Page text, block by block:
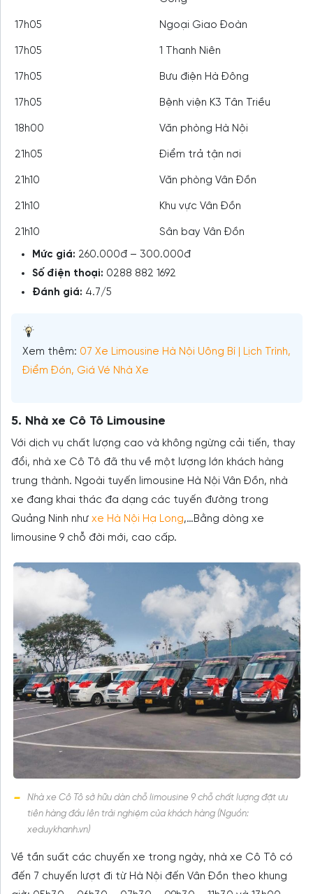
17h05 Ngoại Giao Đoàn
17h05 1 Thanh Niên
17h05 Bưu điện Hà Đông
17h05 Bệnh viện K3 Tân Triều
18h00 Văn phòng Hà Nội
21h05 Điểm trả tận nơi
21h10 Văn phòng Vân Đồn
21h10 Khu vực Vân Đồn
21h10
Sân bay Vân Đồn
Mức giá: 260.000đ – 300.000đ
Số điện thoại: 0288 882 1692
Đánh giá: 4.7/5
Xem thêm: 07 Xe Limousine Hà Nội Uông Bí | Lịch Trình,
Điểm Đón, Giá Vé Nhà Xe
5. Nhà xe Cô Tô Limousine
Với dịch vụ chất lượng cao và không ngừng cải tiến, thay
đổi, nhà xe Cô Tô đã thu về một lượng lớn khách hàng
trung thành. Ngoài tuyến limousine Hà Nội Vân Đồn, nhà
xe đang khai thác đa dạng các tuyến đường trong
Quảng Ninh như xe Hà Nội Hạ Long,…Bằng dòng xe
limousine 9 chỗ đời mới, cao cấp.
Nhà xe Cô Tô sở hữu dàn chỗ limousine 9 chỗ chất lượng đặt ưu
tiên hàng đầu lên trải nghiệm của khách hàng (Nguồn:
xeduykhanh.vn)
Về tần suất các chuyến xe trong ngày, nhà xe Cô Tô có
đến 7 chuyến lượt đi từ Hà Nội đến Vân Đồn theo khung